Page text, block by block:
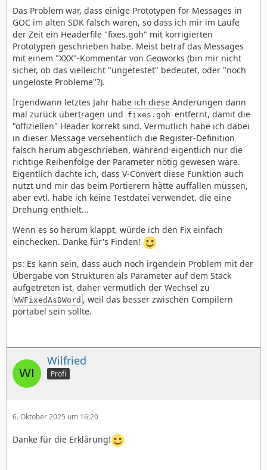
Das Problem war, dass einige Prototypen for Messages in
GOC im alten SDK falsch waren, so dass ich mir im Laufe
der Zeit ein Headerfile "fixes.goh" mit korrigierten
Prototypen geschrieben habe. Meist betraf das Messages
mit einem "XXX"-Kommentar von Geoworks (bin mir nicht
sicher, ob das vielleicht "ungetestet" bedeutet, oder "noch
ungelöste Probleme"?).
Irgendwann letztes Jahr habe ich diese Änderungen dann
mal zurück übertragen und fixes.goh entfernt, damit die
"offiziellen" Header korrekt sind. Vermutlich habe ich dabei
in dieser Message versehentlich die Register-Definition
falsch herum abgeschrieben, während eigentlich nur die
richtige Reihenfolge der Parameter nötig gewesen wäre.
Eigentlich dachte ich, dass V-Convert diese Funktion auch
nutzt und mir das beim Portierern hätte auffallen müssen,
aber evtl. habe ich keine Testdatei verwendet, die eine
Drehung enthielt...
Wenn es so herum klappt, würde ich den Fix einfach
einchecken. Danke für's Finden!
ps: Es kann sein, dass auch noch irgendein Problem mit der
Übergabe von Strukturen als Parameter auf dem Stack
aufgetreten ist, daher vermutlich der Wechsel zu
WWFixedAsDWord , weil das besser zwischen Compilern
portabel sein sollte.
Wilfried
Profi
6. Oktober 2025 um 16:20
Danke für die Erklärung!